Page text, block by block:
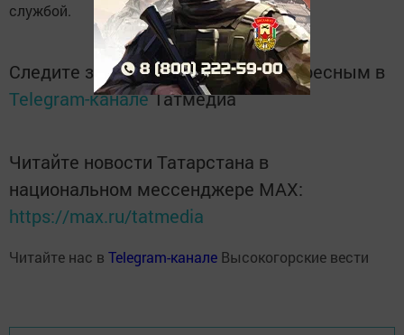
службой.
Следите за самым важным и интересным в
Telegram-канале Татмедиа
Читайте новости Татарстана в
национальном мессенджере MАХ:
https://max.ru/tatmedia
Читайте нас в Telegram-канале Высокогорские вести